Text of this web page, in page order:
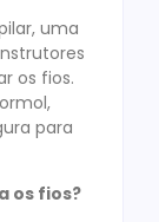
uma
os fios.
para
os fios?